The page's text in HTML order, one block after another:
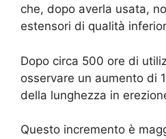
che, dopo averla usata,
estensori di qualità
Dopo circa 500 ore di
osservare un aumento di
della lunghezza in
Questo incremento è